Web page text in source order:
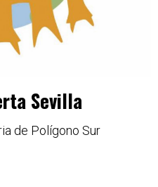
Sevilla
de Polígono Sur